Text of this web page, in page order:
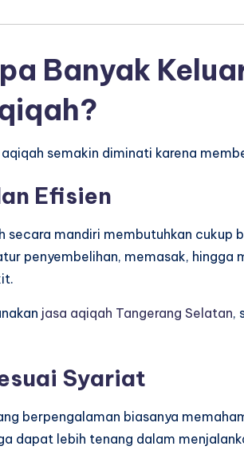
Banyak
semakin diminati karena
Efisien
secara mandiri membutuhkan
penyembelihan, memasak, hingga
jasa aqiqah Tangerang Selatan,
Syariat
berpengalaman biasanya
dapat lebih tenang dalam